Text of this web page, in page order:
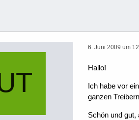
6. Juni 2009 um
Hallo!
Ich habe vor
ganzen
Schön und gut,